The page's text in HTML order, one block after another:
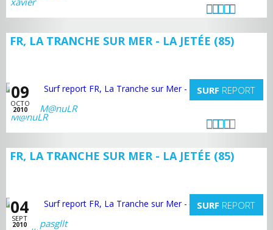
FR, LA TRANCHE SUR MER - LA JETÉE (85)
09
OCTO
2010
SURF REPORT
M@nuLR
FR, LA TRANCHE SUR MER - LA JETÉE (85)
04
SEPT
2010
SURF REPORT
pasgllt